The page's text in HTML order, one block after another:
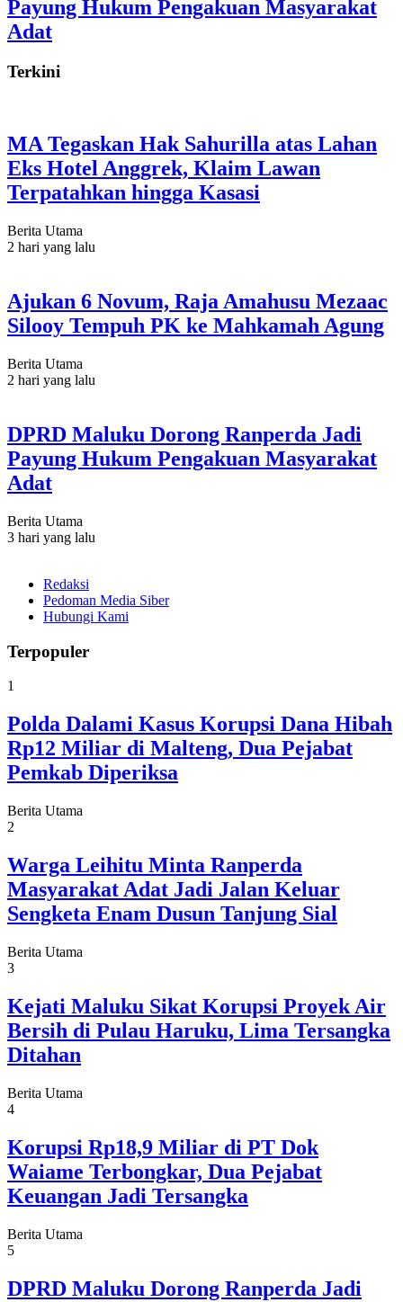
Payung Hukum Pengakuan Masyarakat
Adat
Terkini
MA Tegaskan Hak Sahurilla atas Lahan
Eks Hotel Anggrek, Klaim Lawan
Terpatahkan hingga Kasasi
Berita Utama
2 hari yang lalu
Ajukan 6 Novum, Raja Amahusu Mezaac
Silooy Tempuh PK ke Mahkamah Agung
Berita Utama
2 hari yang lalu
DPRD Maluku Dorong Ranperda Jadi
Payung Hukum Pengakuan Masyarakat
Adat
Berita Utama
3 hari yang lalu
Redaksi
Pedoman Media Siber
Hubungi Kami
Terpopuler
1
Polda Dalami Kasus Korupsi Dana Hibah
Rp12 Miliar di Malteng, Dua Pejabat
Pemkab Diperiksa
Berita Utama
2
Warga Leihitu Minta Ranperda
Masyarakat Adat Jadi Jalan Keluar
Sengketa Enam Dusun Tanjung Sial
Berita Utama
3
Kejati Maluku Sikat Korupsi Proyek Air
Bersih di Pulau Haruku, Lima Tersangka
Ditahan
Berita Utama
4
Korupsi Rp18,9 Miliar di PT Dok
Waiame Terbongkar, Dua Pejabat
Keuangan Jadi Tersangka
Berita Utama
5
DPRD Maluku Dorong Ranperda Jadi